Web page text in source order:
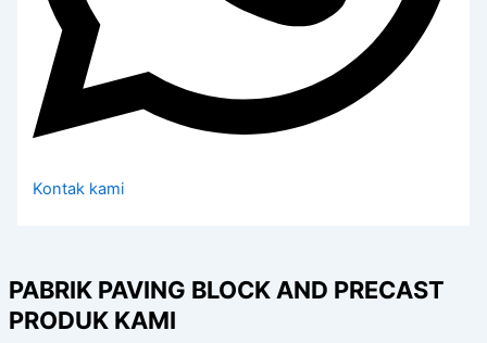
Kontak kami
PABRIK PAVING BLOCK AND PRECAST
PRODUK KAMI